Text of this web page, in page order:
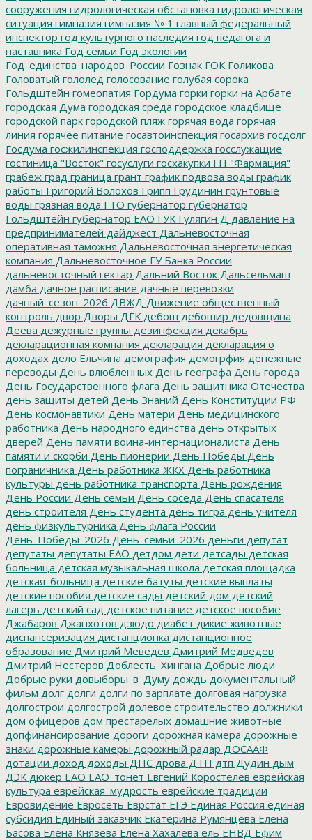
сооружения гидрологическая обстановка гидрологическая
ситуация гимназия гимназия № 1 главный федеральный
инспектор год культурного наследия год педагога и
наставника Год семьи Год экологии
Год_единства_народов_России Гознак ГОК Голикова
Головатый гололед голосование голубая сорока
Гольдштейн гомеопатия Гордума горки горки на Арбате
городская Дума городская среда городское кладбище
городской парк городской пляж горячая вода горячая
линия горячее питание госавтоинспекция госархив госдолг
Госдума госжилинспекция господдержка госслужащие
гостиница "Восток" госуслуги госхакупки ГП "Фармация"
грабеж град граница грант график подвоза воды график
работы Григорий Волохов Грипп Грудинин грунтовые
воды грязная вода ГТО губернатор губернатор
Гольдштейн губернатор ЕАО ГУК Гулягин Д давление на
предпринимателей дайджест Дальневосточная
оперативная таможня Дальневосточная энергетическая
компания Дальневосточное ГУ Банка России
дальневосточный гектар Дальний Восток Дальсельмаш
дамба дачное расписание дачные перевозки
дачный_сезон_2026 ДВЖД Движение общественный
контроль двор Дворы ДГК дебош дебошир дедовщина
Деева дежурные группы дезинфекция декабрь
декларационная компания декларация декларация о
доходах дело Ельчина демография демогрфия денежные
переводы День влюбленных День географа День города
День Государственного флага День защитника Отечества
день защиты детей День Знаний День Конституции РФ
День космонавтики День матери День медицинского
работника День народного единства день открытых
дверей День памяти воина-интернационалиста День
памяти и скорби День пионерии День Победы День
пограничника День работника ЖКХ День работника
культуры день работника транспорта День рождения
День России День семьи День соседа День спасателя
день строителя День студента день тигра день учителя
день физкультурника День флага России
День_Победы_2026 День_семьи_2026 деньги депутат
депутаты депутаты ЕАО детдом дети детсады детская
больница детская музыкальная школа детская площадка
детская_больница детские батуты детские выплаты
детские пособия детские сады детский дом детский
лагерь детский сад детское питание детское пособие
Джабаров Джанхотов дзюдо диабет дикие животные
диспансеризация дистанционка дистанционное
образование Дмитрий Меведев Дмитрий Медведев
Дмитрий Нестеров Доблесть_Хингана Добрые люди
Добрые руки довыборы_в_Думу дождь документальный
фильм долг долги долги по зарплате долговая нагрузка
долгострои долгострой долевое строительство должники
дом офицеров дом престарелых домашние животные
допфинансирование дороги дорожная камера дорожные
знаки дорожные камеры дорожный радар ДОСААФ
дотации доход доходы ДПС дрова ДТП дтп Дудин дым
ДЭК дюкер ЕАО ЕАО_тонет Евгений Коростелев еврейская
культура еврейская_мудрость еврейские традиции
Евровидение Евросеть Еврстат ЕГЭ Единая Россия единая
субсидия Единый заказчик Екатерина Румянцева Елена
Басова Елена Князева Елена Хахалева ель ЕНВД Ефим